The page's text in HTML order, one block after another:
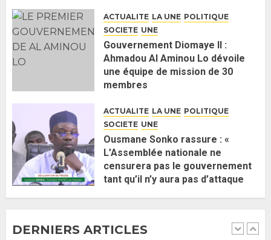
ACTUALITE LA UNE POLITIQUE
SOCIETE UNE
Gouvernement Diomaye II :
Ahmadou Al Aminou Lo dévoile
une équipe de mission de 30
membres
ACTUALITE LA UNE POLITIQUE
SOCIETE UNE
Ousmane Sonko rassure : «
L’Assemblée nationale ne
censurera pas le gouvernement
tant qu’il n’y aura pas d’attaque
DERNIERS ARTICLES
5
J’espère me tromper »
26 MAI 2026
1
Gouvernement Diomaye II :
une équipe de mission de 30
membres
2 JUIN 2026 0
2
Ousmane Sonko rassure : «
politique contre Pastef »